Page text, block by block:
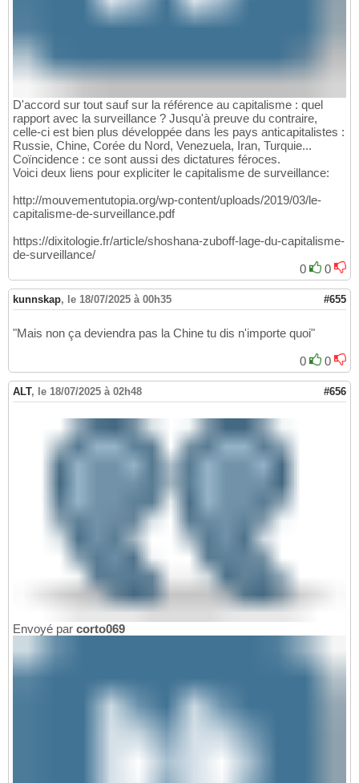
D'accord sur tout sauf sur la référence au capitalisme : quel
rapport avec la surveillance ? Jusqu'à preuve du contraire,
celle-ci est bien plus développée dans les pays anticapitalistes :
Russie, Chine, Corée du Nord, Venezuela, Iran, Turquie...
Coïncidence : ce sont aussi des dictatures féroces.
Voici deux liens pour expliciter le capitalisme de surveillance:
http://mouvementutopia.org/wp-content/uploads/2019/03/le-
capitalisme-de-surveillance.pdf
https://dixitologie.fr/article/shoshana-zuboff-lage-du-capitalisme-
de-surveillance/
0
0
kunnskap, le 18/07/2025 à 00h35 #655
"Mais non ça deviendra pas la Chine tu dis n'importe quoi"
0 0
ALT, le 18/07/2025 à 02h48 #656
Envoyé par corto069